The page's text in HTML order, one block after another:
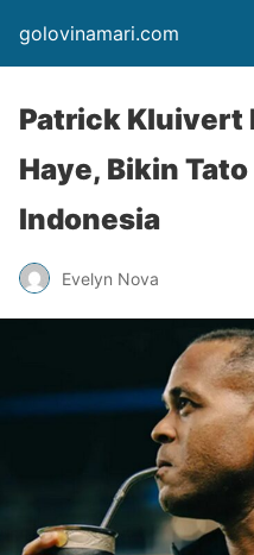
golovinamari.com
Patrick Kluivert
Haye, Bikin
Indonesia
Evelyn Nova